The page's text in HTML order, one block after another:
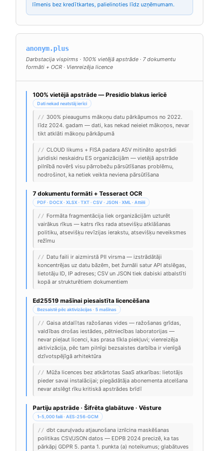
līmenis bez kredītkartes, palielinoties līdz uzņēmumam.
anonym.plus
Darbstacija vispirms · 100% vietējā apstrāde · 7 dokumentu
formāti + OCR · Vienreizēja licence
100% vietējā apstrāde — Presidio blakus ierīcē
Dati nekad neatstāj ierīci
// 300% pieaugums mākoņu datu pārkāpumos no 2022.
līdz 2024. gadam — dati, kas nekad neieiet mākoņos, nevar
tikt atklāti mākoņu pārkāpumā
// CLOUD likums + FISA padara ASV mitināto apstrādi
juridiski neskaidru ES organizācijām — vietējā apstrāde
pilnībā novērš visu pārrobežu pārsūtīšanas problēmu,
nodrošinot, ka netiek veikta neviena pārsūtīšana
7 dokumentu formāti + Tesseract OCR
PDF · DOCX · XLSX · TXT · CSV · JSON · XML · Attēli
// Formāta fragmentācija liek organizācijām uzturēt
vairākus rīkus — katrs rīks rada atsevišķu atklāšanas
politiku, atsevišķu revīzijas ierakstu, atsevišķu neveiksmes
režīmu
// Datu faili ir aizmirstā PII virsma — izstrādātāji
koncentrējas uz datu bāzēm, bet žurnāli satur API atslēgas,
lietotāju ID, IP adreses; CSV un JSON tiek dabiski atbalstīti
kopā ar strukturētiem dokumentiem
Ed25519 mašīnai piesaistīta licencēšana
Bezsaistē pēc aktivizācijas · 5 mašīnas
// Gaisa atdalītas ražošanas vides — ražošanas grīdas,
valdības drošas iestādes, pētniecības laboratorijas —
nevar pieļaut licenci, kas prasa tīkla piekļuvi; vienreizēja
aktivizācija, pēc tam pilnīgi bezsaistes darbība ir vienīgā
dzīvotspējīgā arhitektūra
// Mūža licences bez atkārtotas SaaS atkarības: lietotājs
pieder savai instalācijai; piegādātāja abonementa atcelšana
nevar atslēgt rīku kritiskā apstrādes brīdī
Partiju apstrāde · Šifrēta glabātuve · Vēsture
1–5,000 faili · AES-256-GCM
// dbt cauruļvadu atjaunošana iznīcina maskēšanas
politikas CSV/JSON datos — EDPB 2024 precizē, ka tas
pārkāpj GDPR 5. panta 1. punkta (a) noteikumus; glabātuves